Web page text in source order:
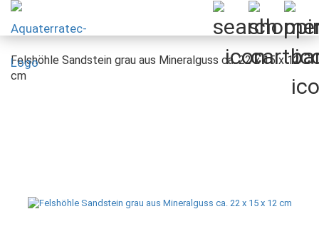
Felshöhle Sandstein grau aus Mineralguss ca. 22 x 15 x 12
cm